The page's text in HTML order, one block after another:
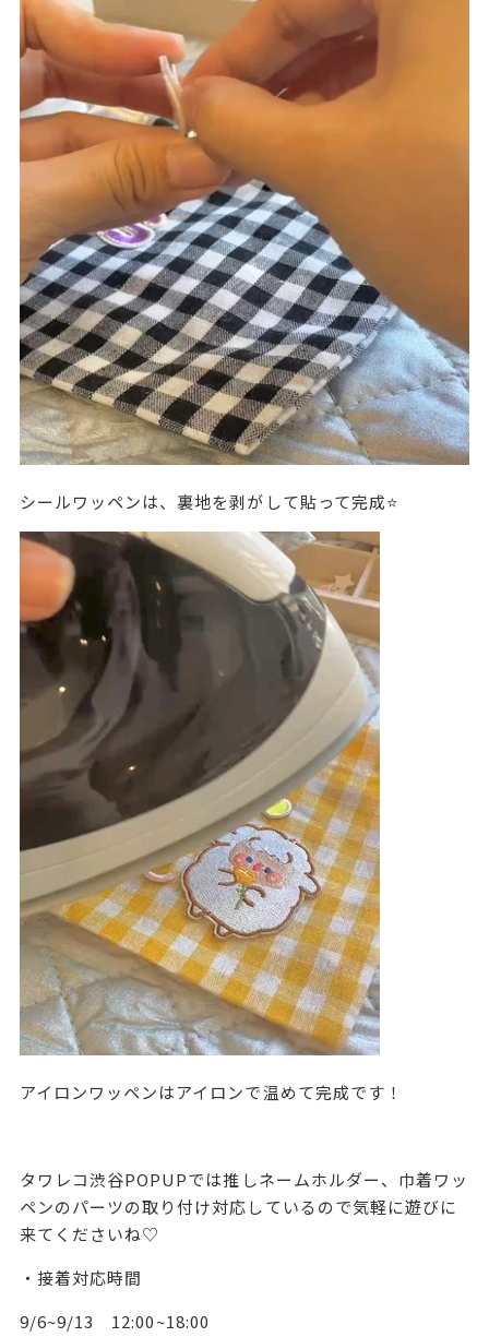
シールワッペンは、裏地を剥がして貼って完成⭐️
アイロンワッペンはアイロンで温めて完成です！
タワレコ渋谷POPUPでは推しネームホルダー、巾着ワッ
ペンのパーツの取り付け対応しているので気軽に遊びに
来てくださいね♡
・接着対応時間
9/6~9/13 12:00~18:00